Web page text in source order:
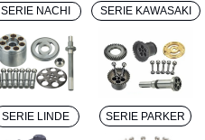
SERIE NACHI SERIE KAWASAKI
SERIE LINDE SERIE PARKER